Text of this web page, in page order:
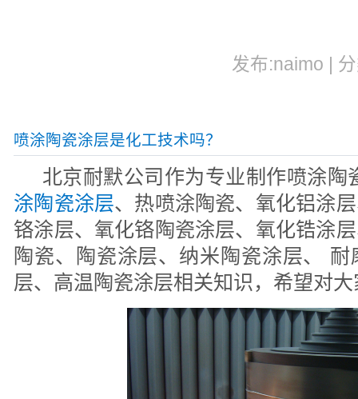
发布:naimo |
喷涂陶瓷涂层是化工技术吗？
北京耐默公司作为专业制作喷涂
涂陶瓷涂层、热喷涂陶瓷、氧化铝涂
铬涂层、氧化铬陶瓷涂层、氧化锆涂
陶瓷、陶瓷涂层、纳米陶瓷涂层、
层、高温陶瓷涂层相关知识，希望对